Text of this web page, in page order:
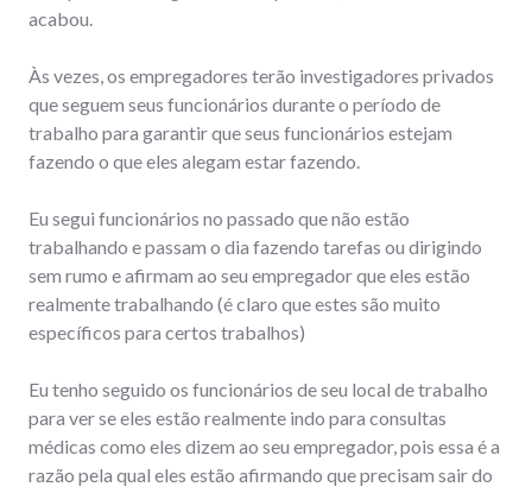
acabou.
Às vezes, os empregadores terão investigadores privados
que seguem seus funcionários durante o período de
trabalho para garantir que seus funcionários estejam
fazendo o que eles alegam estar fazendo.
Eu segui funcionários no passado que não estão
trabalhando e passam o dia fazendo tarefas ou dirigindo
sem rumo e afirmam ao seu empregador que eles estão
realmente trabalhando (é claro que estes são muito
específicos para certos trabalhos)
Eu tenho seguido os funcionários de seu local de trabalho
para ver se eles estão realmente indo para consultas
médicas como eles dizem ao seu empregador, pois essa é a
razão pela qual eles estão afirmando que precisam sair do